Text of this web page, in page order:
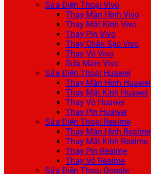
Sửa Điện Thoại Vivo
Thay Màn Hình Vivo
Thay Mặt Kính Vivo
Thay Pin Vivo
Thay Chân Sạc Vivo
Thay Vỏ Vivo
Sửa Main Vivo
Sửa Điện Thoại Huawei
Thay Màn Hình Huawei
Thay Mặt Kính Huawei
Thay Vỏ Huawei
Thay Pin Huawei
Sửa Điện Thoại Realme
Thay Màn Hình Realme
Thay Mặt Kính Realme
Thay Pin Realme
Thay Vỏ Realme
Sửa Điện Thoại Google